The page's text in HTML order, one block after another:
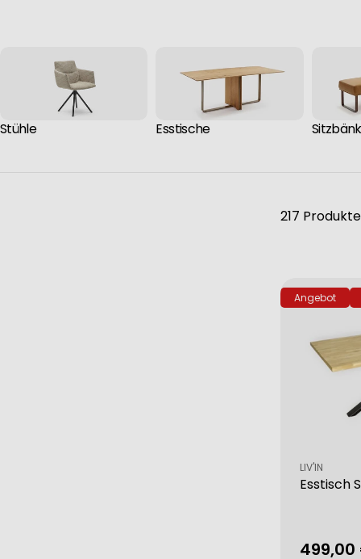
Stühle Esstische
217 Produkte
Angebot
Esstisch
Verkäufer:
LIV'IN